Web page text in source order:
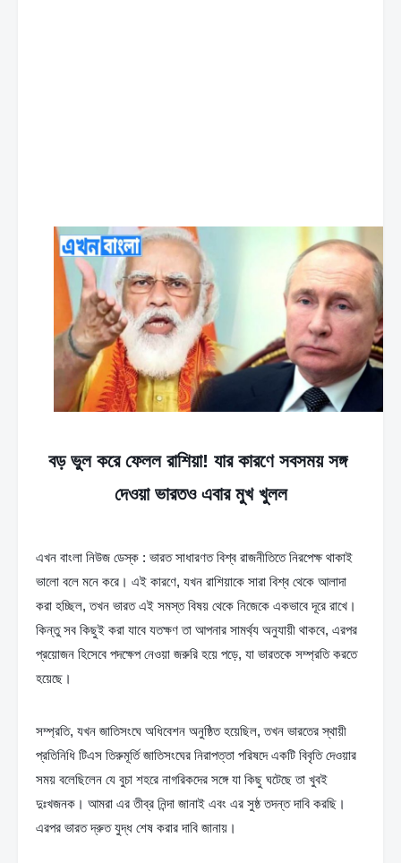
বড় ভুল করে ফেলল রাশিয়া! যার কারণে সবসময় সঙ্গ
দেওয়া ভারতও এবার মুখ খুলল
এখন বাংলা নিউজ ডেস্ক : ভারত সাধারণত বিশ্ব রাজনীতিতে নিরপেক্ষ থাকাই
ভালো বলে মনে করে। এই কারণে, যখন রাশিয়াকে সারা বিশ্ব থেকে আলাদা
করা হচ্ছিল, তখন ভারত এই সমস্ত বিষয় থেকে নিজেকে একভাবে দূরে রাখে।
কিন্তু সব কিছুই করা যাবে যতক্ষণ তা আপনার সামর্থ্য অনুযায়ী থাকবে, এরপর
প্রয়োজন হিসেবে পদক্ষেপ নেওয়া জরুরি হয়ে পড়ে, যা ভারতকে সম্প্রতি করতে
হয়েছে।
সম্প্রতি, যখন জাতিসংঘে অধিবেশন অনুষ্ঠিত হয়েছিল, তখন ভারতের স্থায়ী
প্রতিনিধি টিএস তিরুমূর্তি জাতিসংঘের নিরাপত্তা পরিষদে একটি বিবৃতি দেওয়ার
সময় বলেছিলেন যে বুচা শহরে নাগরিকদের সঙ্গে যা কিছু ঘটেছে তা খুবই
দুঃখজনক। আমরা এর তীব্র নিন্দা জানাই এবং এর সুষ্ঠ তদন্ত দাবি করছি।
এরপর ভারত দ্রুত যুদ্ধ শেষ করার দাবি জানায়।